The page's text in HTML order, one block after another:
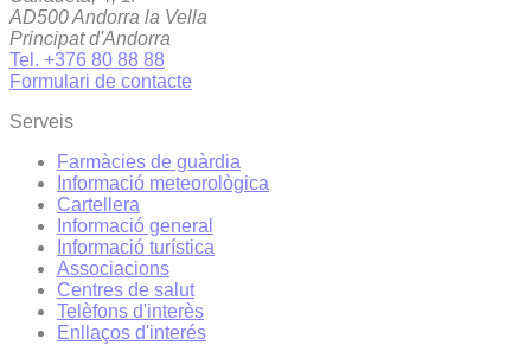
AD500 Andorra la Vella
Principat d'Andorra
Tel. +376 80 88 88
Formulari de contacte
Serveis
Farmàcies de guàrdia
Informació meteorològica
Cartellera
Informació general
Informació turística
Associacions
Centres de salut
Telèfons d'interès
Enllaços d'interés